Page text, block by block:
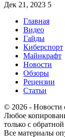
Дек 21, 2023 5
Главная
Видео
Гайды
Киберспорт
Майнкрафт
Новости
Обзоры
Рецензии
Статьи
© 2026 - Новости
Любое
только с
Все материалы